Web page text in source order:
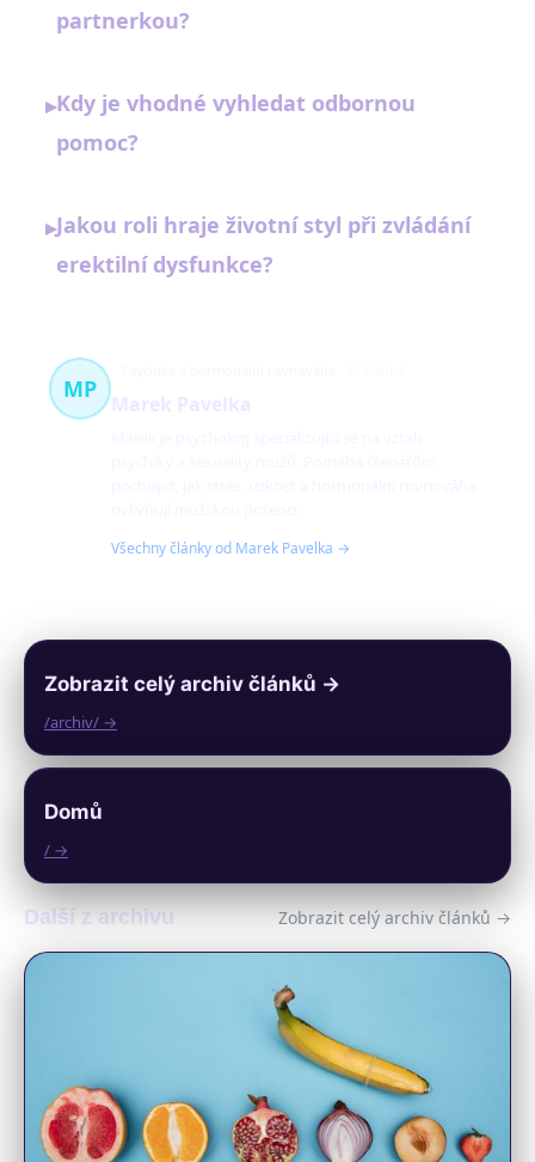
partnerkou?
▸Kdy je vhodné vyhledat odbornou
pomoc?
▸Jakou roli hraje životní styl při zvládání
erektilní dysfunkce?
MP
Všechny články od Marek Pavelka →
Zobrazit celý archiv článků →
/archiv/ →
Domů
/ →
Další z archivu Zobrazit celý archiv článků →